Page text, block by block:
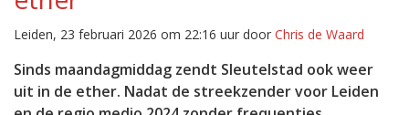
Leiden, 23 februari 2026 om 22:16 uur door Chris de Waard
Sinds maandagmiddag zendt Sleutelstad ook weer
uit in de ether. Nadat de streekzender voor Leiden